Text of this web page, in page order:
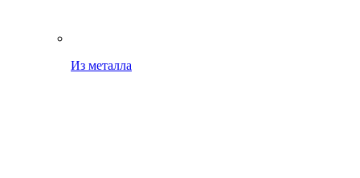
Из металла